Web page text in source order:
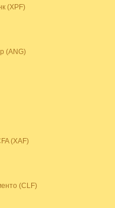
(XPF)
(ANG)
(XAF)
(CLF)